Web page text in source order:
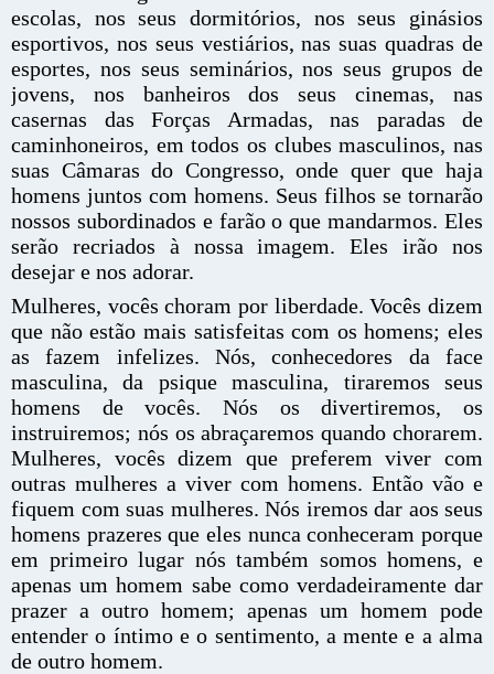
escolas, nos seus dormitórios, nos seus ginásios
esportivos, nos seus vestiários, nas suas quadras de
esportes, nos seus seminários, nos seus grupos de
jovens, nos banheiros dos seus cinemas, nas
casernas das Forças Armadas, nas paradas de
caminhoneiros, em todos os clubes masculinos, nas
suas Câmaras do Congresso, onde quer que haja
homens juntos com homens. Seus filhos se tornarão
nossos subordinados e farão o que mandarmos. Eles
serão recriados à nossa imagem. Eles irão nos
desejar e nos adorar.
Mulheres, vocês choram por liberdade. Vocês dizem
que não estão mais satisfeitas com os homens; eles
as fazem infelizes. Nós, conhecedores da face
masculina, da psique masculina, tiraremos seus
homens de vocês. Nós os divertiremos, os
instruiremos; nós os abraçaremos quando chorarem.
Mulheres, vocês dizem que preferem viver com
outras mulheres a viver com homens. Então vão e
fiquem com suas mulheres. Nós iremos dar aos seus
homens prazeres que eles nunca conheceram porque
em primeiro lugar nós também somos homens, e
apenas um homem sabe como verdadeiramente dar
prazer a outro homem; apenas um homem pode
entender o íntimo e o sentimento, a mente e a alma
de outro homem.